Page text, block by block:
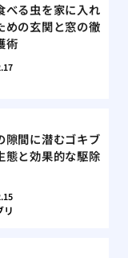
べる虫を家に入れ
めの玄関と窓の徹
術
隙間に潜むゴキブ
態と効果的な駆除
リ